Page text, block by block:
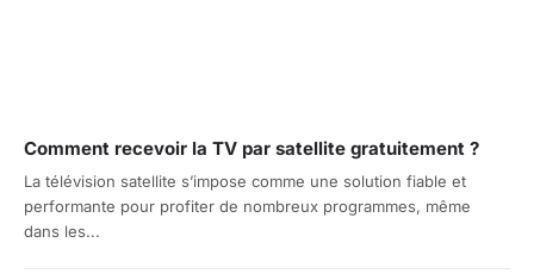
Comment recevoir la TV par satellite gratuitement ?
La télévision satellite s’impose comme une solution fiable et
performante pour profiter de nombreux programmes, même
dans les...